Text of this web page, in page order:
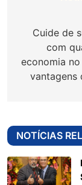
Post
Cuide de
com
economia
vantagens
NOTÍCIAS